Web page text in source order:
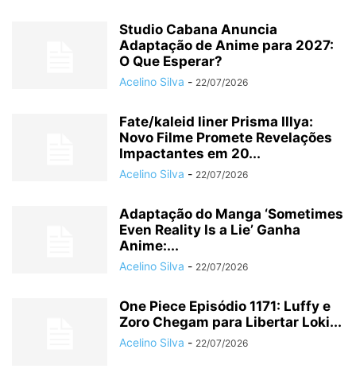
Studio Cabana Anuncia
Adaptação de Anime para 2027:
O Que Esperar?
Acelino Silva - 22/07/2026
Fate/kaleid liner Prisma Illya:
Novo Filme Promete Revelações
Impactantes em 20...
Acelino Silva - 22/07/2026
Adaptação do Manga ‘Sometimes
Even Reality Is a Lie’ Ganha
Anime:...
Acelino Silva - 22/07/2026
One Piece Episódio 1171: Luffy e
Zoro Chegam para Libertar Loki...
Acelino Silva - 22/07/2026